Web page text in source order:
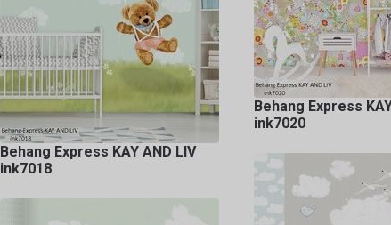
Behang Express KAY AND LIV
ink7018
Behang Express
ink7020